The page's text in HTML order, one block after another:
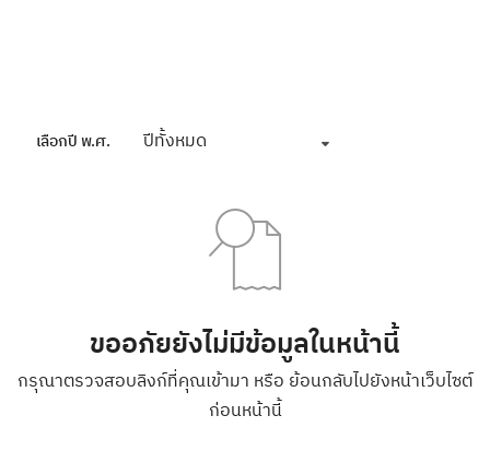
เลือกปี พ.ศ. ปีทั้งหมด
ขออภัยยังไม่มีข้อมูลในหน้านี้
กรุณาตรวจสอบลิงก์ที่คุณเข้ามา หรือ ย้อนกลับไปยังหน้าเว็บไซต์
ก่อนหน้านี้